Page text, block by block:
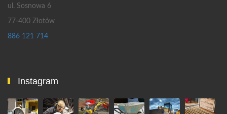
ul. Sosnowa 6
77-400 Złotów
886 121 714
Instagram